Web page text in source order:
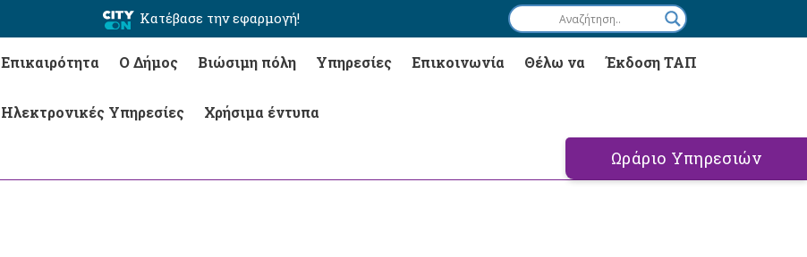
Κατέβασε την εφαρμογή!
Επικαιρότητα Ο Δήμος Βιώσιμη πόλη Υπηρεσίες Επικοινωνία Θέλω να Έκδοση ΤΑΠ
Ηλεκτρονικές Υπηρεσίες Χρήσιμα έντυπα
Ωράριο Υπηρεσιών